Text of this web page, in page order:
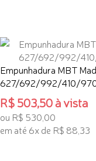
Empunhadura MBT
627/692/992/410/
R$ 503,50 à vista
ou R$ 530,00
em até 6x de R$ 88,33